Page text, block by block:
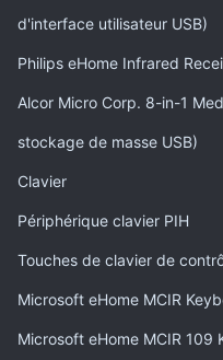
d'interface utilisateur USB)
Philips eHome Infrared
Alcor Micro Corp. 8-in-1
stockage de masse USB)
Clavier
Périphérique clavier PIH
Touches de clavier de
Microsoft eHome MCIR
Microsoft eHome MCIR 109